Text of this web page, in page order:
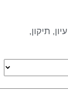
תיקון,